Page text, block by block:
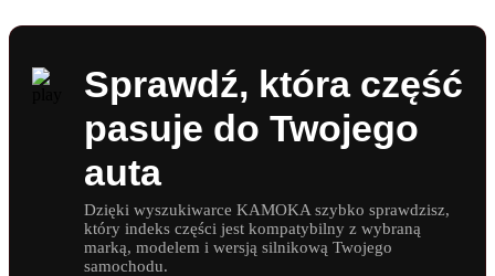
Sprawdź, która część
pasuje do Twojego
auta
Dzięki wyszukiwarce KAMOKA szybko sprawdzisz,
który indeks części jest kompatybilny z wybraną
marką, modelem i wersją silnikową Twojego
samochodu.